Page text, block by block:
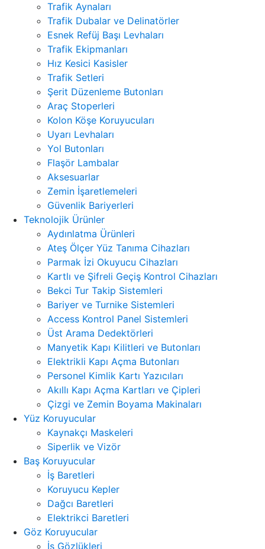
Trafik Aynaları
Trafik Dubalar ve Delinatörler
Esnek Refüj Başı Levhaları
Trafik Ekipmanları
Hız Kesici Kasisler
Trafik Setleri
Şerit Düzenleme Butonları
Araç Stoperleri
Kolon Köşe Koruyucuları
Uyarı Levhaları
Yol Butonları
Flaşör Lambalar
Aksesuarlar
Zemin İşaretlemeleri
Güvenlik Bariyerleri
Teknolojik Ürünler
Aydınlatma Ürünleri
Ateş Ölçer Yüz Tanıma Cihazları
Parmak İzi Okuyucu Cihazları
Kartlı ve Şifreli Geçiş Kontrol Cihazları
Bekci Tur Takip Sistemleri
Bariyer ve Turnike Sistemleri
Access Kontrol Panel Sistemleri
Üst Arama Dedektörleri
Manyetik Kapı Kilitleri ve Butonları
Elektrikli Kapı Açma Butonları
Personel Kimlik Kartı Yazıcıları
Akıllı Kapı Açma Kartları ve Çipleri
Çizgi ve Zemin Boyama Makinaları
Yüz Koruyucular
Kaynakçı Maskeleri
Siperlik ve Vizör
Baş Koruyucular
İş Baretleri
Koruyucu Kepler
Dağcı Baretleri
Elektrikci Baretleri
Göz Koruyucular
İş Gözlükleri